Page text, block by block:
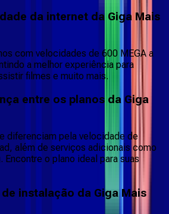
da internet da Giga Mais
com velocidades de 600 MEGA a
a melhor experiência para
filmes e muito mais.
entre os planos da Giga
diferenciam pela velocidade de
além de serviços adicionais como
Encontre o plano ideal para suas
instalação da Giga Mais